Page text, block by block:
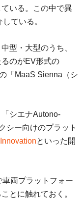
いる。この中で異
ている。
型・大型のうち、
のがEV形式の
「MaaS Sienna（シ
シエナAutono-
シー向けのプラット
といった開
両プラットフォー
とに触れておく。